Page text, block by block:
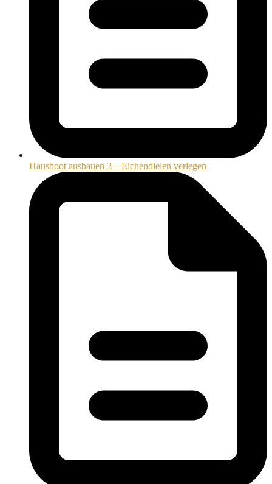
Hausboot ausbauen 3 – Eichendielen verlegen